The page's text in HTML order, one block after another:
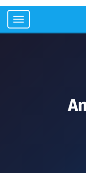
Toggle